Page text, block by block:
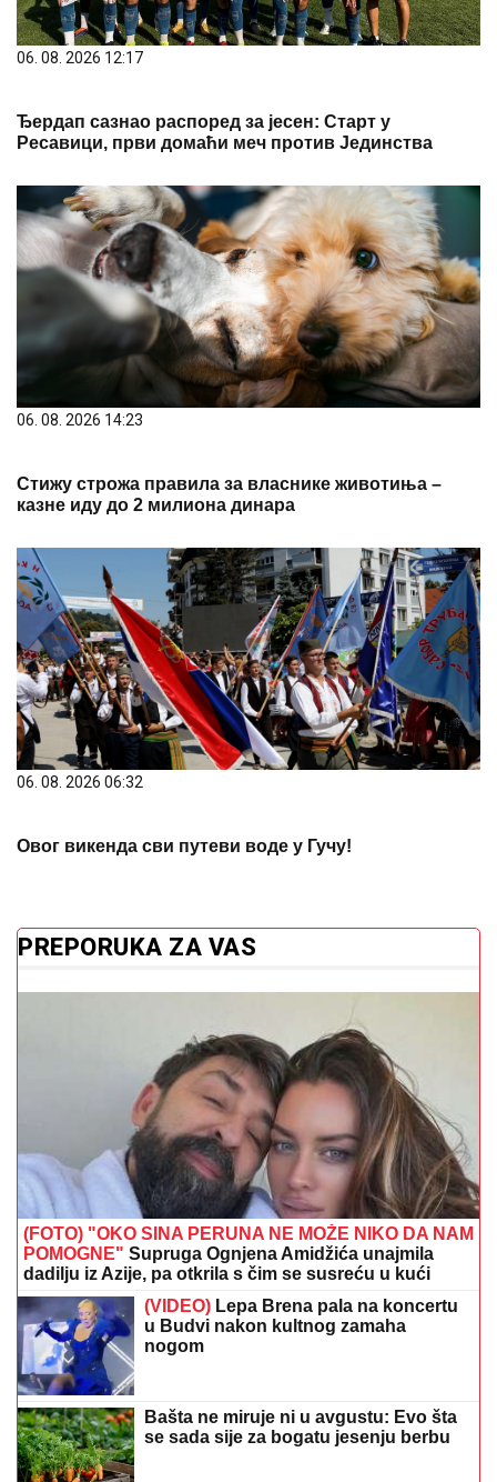
06. 08. 2026 12:17
Ђердап сазнао распоред за јесен: Старт у
Ресавици, први домаћи меч против Јединства
06. 08. 2026 14:23
Стижу строжа правила за власнике животиња –
казне иду до 2 милиона динара
06. 08. 2026 06:32
Овог викенда сви путеви воде у Гучу!
PREPORUKA ZA VAS
(FOTO) "OKO SINA PERUNA NE MOŽE NIKO DA NAM
POMOGNE" Supruga Ognjena Amidžića unajmila
dadilju iz Azije, pa otkrila s čim se susreću u kući
(VIDEO) Lepa Brena pala na koncertu
u Budvi nakon kultnog zamaha
nogom
Bašta ne miruje ni u avgustu: Evo šta
se sada sije za bogatu jesenju berbu